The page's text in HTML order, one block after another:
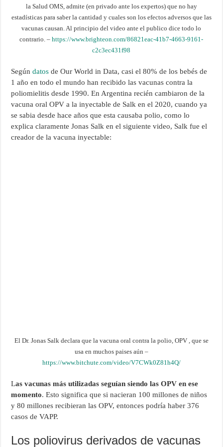
la Salud OMS, admite (en privado ante los expertos) que no hay
estadísticas para saber la cantidad y cuales son los efectos adversos que las
vacunas causan. Al principio del video ante el publico dice todo lo
contrario. –https://www.brighteon.com/86821eac-41b7-4663-9161-
c2c3ec431f98
Segúndatos de Our World in Data, casi el 80% de los bebés de
1 año en todo el mundo han recibido las vacunas contra la
poliomielitis desde 1990. En Argentina recién cambiaron de la
vacuna oral OPV a la inyectable de Salk en el 2020, cuando ya
se sabia desde hace años que esta causaba polio, como lo
explica claramente Jonas Salk en el siguiente video, Salk fue el
creador de la vacuna inyectable:
El Dr. Jonas Salk declara que la vacuna oral contra la polio, OPV , que se
usa en muchos paises aún –
https://www.bitchute.com/video/V7CWk0Z81h4Q/
Las vacunas más utilizadas seguían siendo las OPV en ese
momento. Esto significa que si nacieran 100 millones de niños
y 80 millones recibieran las OPV, entonces podría haber 376
casos de VAPP.
Los poliovirus derivados de vacunas